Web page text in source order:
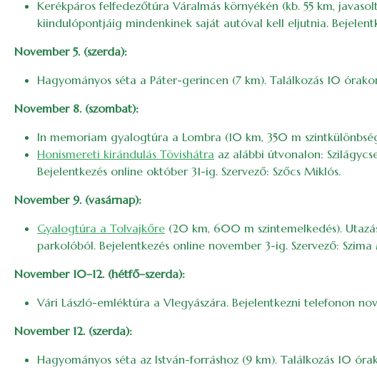
Kerékpáros felfedezőtúra Váralmás környékén (kb. 55 km,
kiindulópontjáig mindenkinek saját autóval kell eljutnia.
November 5. (szerda):
Hagyományos séta a Páter-gerincen (7 km). Találkozás 10
November 8. (szombat):
In memoriam gyalogtúra a Lombra (10 km, 350 m
Honismereti kirándulás Tövishátra az alábbi útvonalon:
Bejelentkezés online október 31-ig. Szervező: Szőcs Miklós.
November 9. (vasárnap):
Gyalogtúra a Tolvajkőre (20 km, 600 m szintemelkedés).
parkolóból. Bejelentkezés online november 3-ig. Szervező:
November 10–12. (hétfő–szerda):
Vári László-emléktúra a Vlegyászára. Bejelentkezni telefonon
November 12. (szerda):
Hagyományos séta az István-forráshoz (9 km). Találkozás 10